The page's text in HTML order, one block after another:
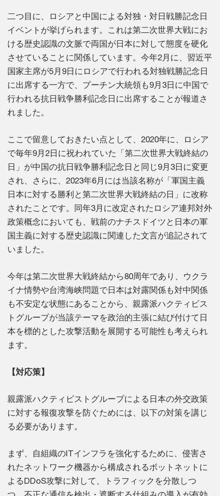
二つ目に、ロシアと中国による対独・対日戦勝記念日
イベントが挙げられます。これは第二次世界大戦にお
ける歴史認識の文脈で両国が日本に対して態度を硬化
させていることに関係しています。今年2月に、習近平
国家主席が5月9日にロシアで行われる対独戦勝記念日
に出席する一方で、プーチン大統領も9月3日に中国で
行われる抗日戦争勝利記念日に出席することが報道さ
れました。
ここで留意しておきたい点として、2020年に、ロシア
で毎年9月2日に祝われていた「第二次世界大戦終結の
日」が中国の抗日戦争勝利記念日と同じ9月3日に変更
され、さらに、2023年6月には当該名称が「軍国主義
日本に対する勝利と第二次世界大戦終結の日」に改称
されたことです。同年3月に改定されたロシア連邦対外
政策概念においても、戦前のナチスドイツと日本の軍
国主義に対する歴史認識に関連した文言が追記されて
いました。
今年は第二次世界大戦終結から80周年であり、ウクラ
イナ情勢や台湾海峡問題で日本は対露関係も対中関係
も不安定な状態にあることから、親露派ハクティビス
トグループが当該テーマを政治的主張に結び付けて日
本を標的とした攻撃活動を展開する可能性も考えられ
ます。
【対応策】
親露派ハクティビストグループによる日本の外交政策
に対する報復攻撃を防ぐためには、以下の対策を講じ
る必要があります。
まず、自組織のITインフラを強化するために、侵害さ
れたネットワーク機器から構成されるボットネットに
よるDDoS攻撃に対して、トラフィックを分散しつ